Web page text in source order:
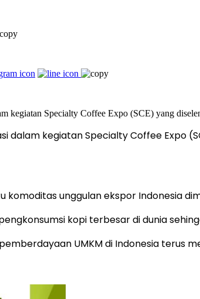
dalam kegiatan Specialty Coffee Expo
komoditas unggulan ekspor Indonesia
kopi terbesar di dunia
UMKM di Indonesia terus